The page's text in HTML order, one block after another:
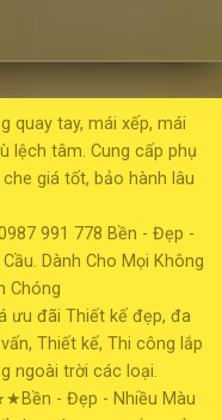
quay tay, mái xếp, mái
lệch tâm. Cung cấp phụ
giá tốt, bảo hành lâu
991 778 Bền - Đẹp -
Dành Cho Mọi Không
Chóng
ưu đãi Thiết kế đẹp, đa
Thiết kế, Thi công lắp
ngoài trời các loại.
- Đẹp - Nhiều Màu